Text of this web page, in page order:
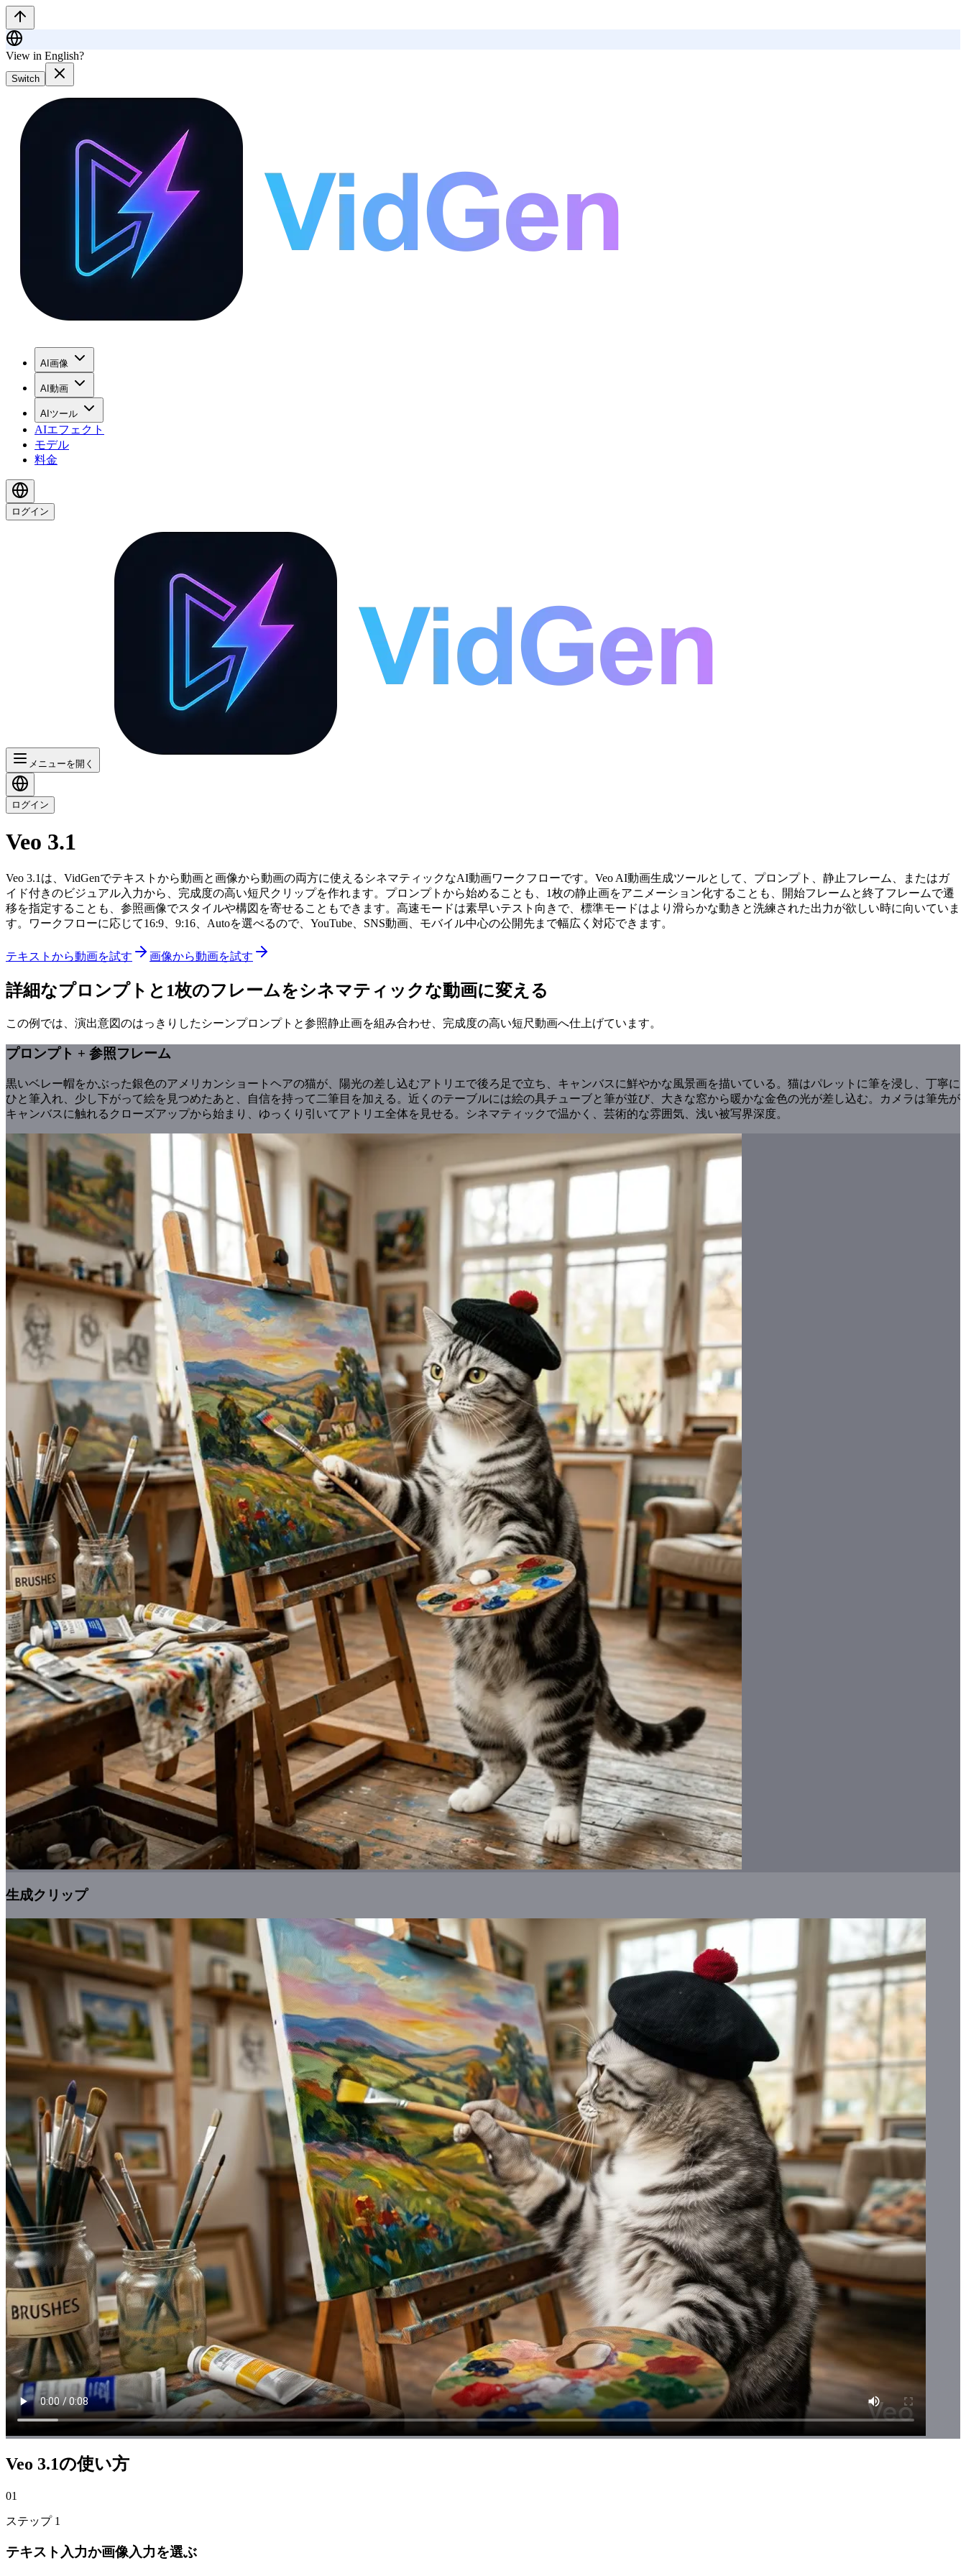
View in English?
Switch
AI画像
AI動画
AIツール
AIエフェクト
モデル
料金
ログイン
メニューを開く
ログイン
Veo 3.1
Veo 3.1は、VidGenでテキストから動画と画像から動画の両方に使えるシネマティックなAI動画ワークフローです。Veo AI動画生成ツールとして、プロンプト、静止フレーム、またはガ
イド付きのビジュアル入力から、完成度の高い短尺クリップを作れます。プロンプトから始めることも、1枚の静止画をアニメーション化することも、開始フレームと終了フレームで遷
移を指定することも、参照画像でスタイルや構図を寄せることもできます。高速モードは素早いテスト向きで、標準モードはより滑らかな動きと洗練された出力が欲しい時に向いていま
す。ワークフローに応じて16:9、9:16、Autoを選べるので、YouTube、SNS動画、モバイル中心の公開先まで幅広く対応できます。
テキストから動画を試す 画像から動画を試す
詳細なプロンプトと1枚のフレームをシネマティックな動画に変える
この例では、演出意図のはっきりしたシーンプロンプトと参照静止画を組み合わせ、完成度の高い短尺動画へ仕上げています。
プロンプト + 参照フレーム
黒いベレー帽をかぶった銀色のアメリカンショートヘアの猫が、陽光の差し込むアトリエで後ろ足で立ち、キャンバスに鮮やかな風景画を描いている。猫はパレットに筆を浸し、丁寧に
ひと筆入れ、少し下がって絵を見つめたあと、自信を持って二筆目を加える。近くのテーブルには絵の具チューブと筆が並び、大きな窓から暖かな金色の光が差し込む。カメラは筆先が
キャンバスに触れるクローズアップから始まり、ゆっくり引いてアトリエ全体を見せる。シネマティックで温かく、芸術的な雰囲気、浅い被写界深度。
生成クリップ
Veo 3.1の使い方
01
ステップ 1
テキスト入力か画像入力を選ぶ